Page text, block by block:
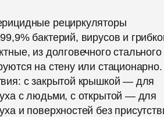
рециркуляторы
бактерий, вирусов и
из долговечного стального
на стену или стационарно.
с закрытой крышкой — для
с людьми, с открытой — для
и поверхностей без